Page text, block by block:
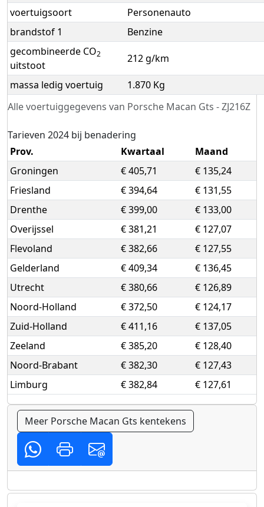
Alle voertuiggegevens van Porsche Macan Gts - ZJ216Z
voertuigsoort
Personenauto
brandstof 1
Benzine
gecombineerde CO2
uitstoot
212 g/km
massa ledig voertuig 1.870 Kg
Tarieven 2024 bij benadering
Prov.
Kwartaal
Maand
Groningen
€ 405,71
€ 135,24
Friesland
€ 394,64
€ 131,55
Drenthe
€ 399,00
€ 133,00
Overijssel
€ 381,21
€ 127,07
Flevoland
€ 382,66
€ 127,55
Gelderland
€ 409,34
€ 136,45
Utrecht
€ 380,66
€ 126,89
Noord-Holland
€ 372,50
€ 124,17
Zuid-Holland
€ 411,16
€ 137,05
Zeeland
€ 385,20
€ 128,40
Noord-Brabant
€ 382,30
€ 127,43
Limburg
€ 382,84 € 127,61
Meer Porsche Macan Gts kentekens